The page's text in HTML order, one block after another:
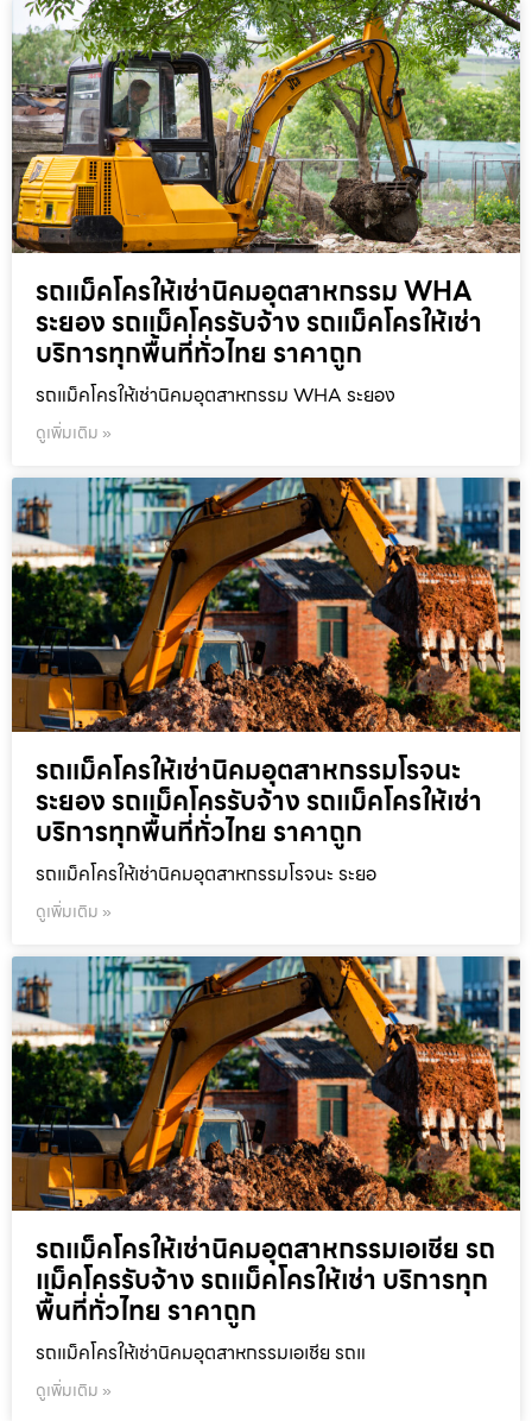
รถแม็คโครให้เช่านิคมอุตสาหกรรม WHA
ระยอง รถแม็คโครรับจ้าง รถแม็คโครให้เช่า
บริการทุกพื้นที่ทั่วไทย ราคาถูก
รถแม็คโครให้เช่านิคมอุตสาหกรรม WHA ระยอง
ดูเพิ่มเติม »
รถแม็คโครให้เช่านิคมอุตสาหกรรมโรจนะ
ระยอง รถแม็คโครรับจ้าง รถแม็คโครให้เช่า
บริการทุกพื้นที่ทั่วไทย ราคาถูก
รถแม็คโครให้เช่านิคมอุตสาหกรรมโรจนะ ระยอ
ดูเพิ่มเติม »
รถแม็คโครให้เช่านิคมอุตสาหกรรมเอเชีย รถ
แม็คโครรับจ้าง รถแม็คโครให้เช่า บริการทุก
พื้นที่ทั่วไทย ราคาถูก
รถแม็คโครให้เช่านิคมอุตสาหกรรมเอเชีย รถแ
ดูเพิ่มเติม »